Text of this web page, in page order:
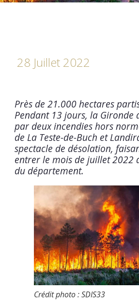
28 Juillet 2022
Près de 21.000 hectares
Pendant 13 jours, la Gironde
par deux incendies hors
de La Teste-de-Buch et
spectacle de désolation,
entrer le mois de juillet 2022
du département.
Crédit photo : SDIS33